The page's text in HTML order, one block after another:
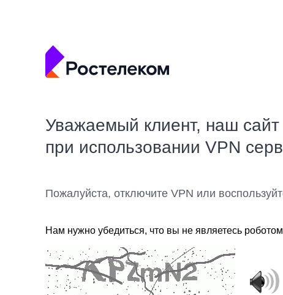
Уважаемый клиент, наш сайт
при использовании VPN
Пожалуйста, отключите VPN или
Нам нужно убедиться, что вы не являетесь роботом